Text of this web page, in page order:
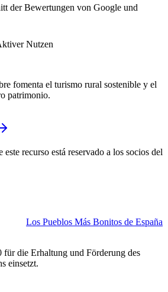
der Bewertungen von Google und
Nutzen
fomenta el turismo rural sostenible y el
patrimonio.
recurso está reservado a los socios del
Los Pueblos Más Bonitos de España
für die Erhaltung und Förderung des
einsetzt.